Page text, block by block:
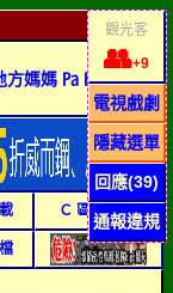
觀光客
👥+9
電視戲劇
隱藏選單
回應(39)
通報違規
方媽媽 ㎩ ㎩
Ｃ 區 刊 登1